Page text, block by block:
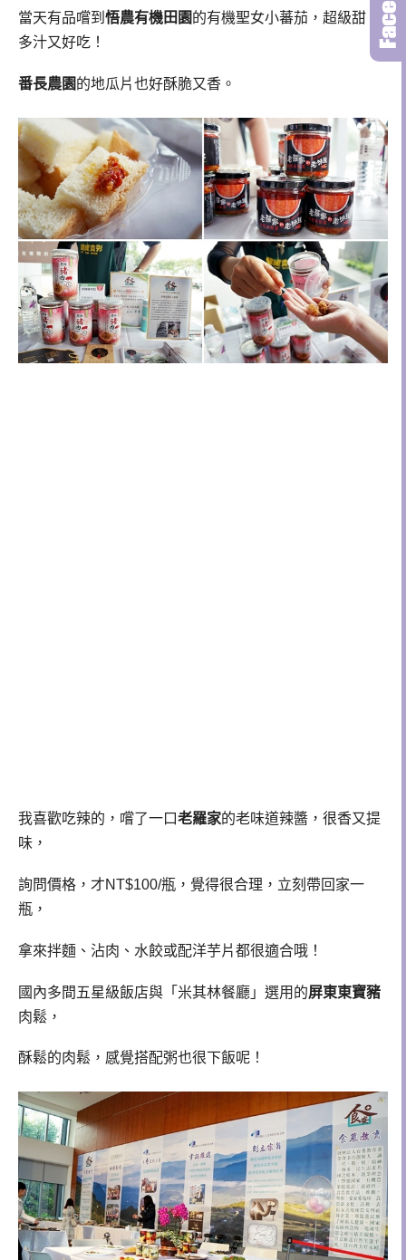
當天有品嚐到 悟農有機田園的有機聖女小蕃茄，超級甜、
多汁又好吃！
番長農園的地瓜片也好酥脆又香。
我喜歡吃辣的，嚐了一口老羅家的老味道辣醬，很香又提
味，
詢問價格，才NT$100/瓶，覺得很合理，立刻帶回家一
瓶，
拿來拌麵、沾肉、水餃或配洋芋片都很適合哦！
國內多間五星級飯店與「米其林餐廳」選用的屏東東寶豬
肉鬆，
酥鬆的肉鬆，感覺搭配粥也很下飯呢！